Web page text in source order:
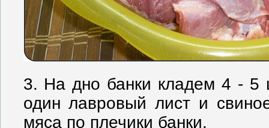
3. На дно банки кладем 4 - 5
один лавровый лист и
мяса по плечики банки.